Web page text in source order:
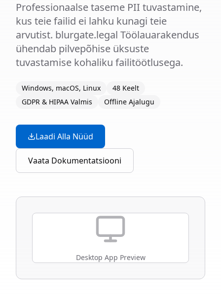
Professionaalse taseme PII tuvastamine,
kus teie failid ei lahku kunagi teie
arvutist. blurgate.legal Töölauarakendus
ühendab pilvepõhise üksuste
tuvastamise kohaliku failitöötlusega.
Windows, macOS, Linux
48 Keelt
GDPR & HIPAA Valmis
Offline Ajalugu
Laadi Alla Nüüd
Vaata Dokumentatsiooni
Desktop App Preview